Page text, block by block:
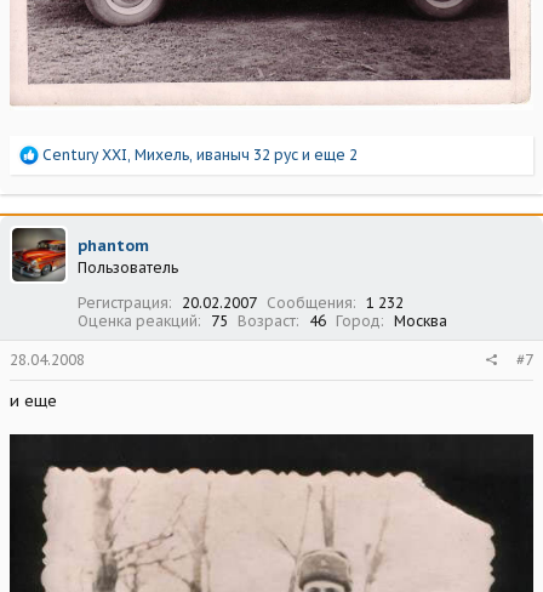
Р
а
к
ц
и
и
Century XXI, Михель, иваныч 32 рус и еще 2
phantom
Пользователь
Регистрация
20.02.2007 Сообщения
1 232
Оценка реакций
75 Возраст 46 Город Москва
28.04.2008 #7
и еще